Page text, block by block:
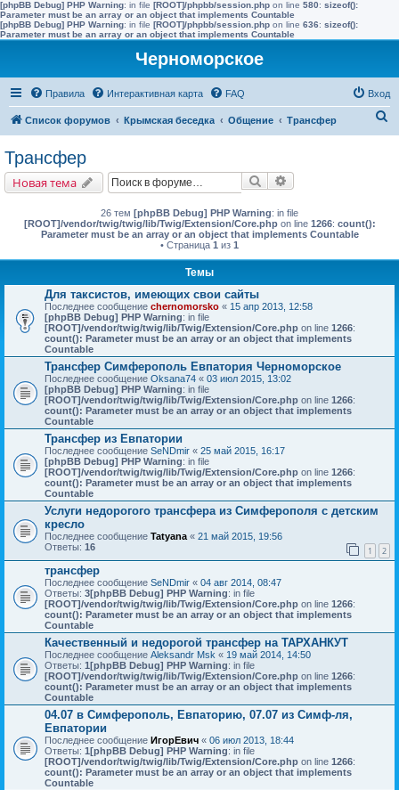
[phpBB Debug] PHP Warning: in file [ROOT]/phpbb/session.php on line 580: sizeof():
Parameter must be an array or an object that implements Countable
[phpBB Debug] PHP Warning: in file [ROOT]/phpbb/session.php on line 636: sizeof():
Parameter must be an array or an object that implements Countable
Черноморское
Правила Интерактивная карта FAQ Вход
Список форумов Крымская беседка Общение Трансфер
Трансфер
Новая тема Поиск
26 тем [phpBB Debug] PHP Warning: in file
[ROOT]/vendor/twig/twig/lib/Twig/Extension/Core.phpon line 1266: count():
Parameter must be an array or an object that implements Countable
• Страница 1 из 1
Темы
Для таксистов, имеющих свои сайты
Последнее сообщение chernomorsko « 15 апр 2013, 12:58
[phpBB Debug] PHP Warning: in file
[ROOT]/vendor/twig/twig/lib/Twig/Extension/Core.php on line 1266:
count(): Parameter must be an array or an object that implements
Countable
Трансфер Симферополь Евпатория Черноморское
Последнее сообщение Oksana74 « 03 июл 2015, 13:02
[phpBB Debug] PHP Warning: in file
[ROOT]/vendor/twig/twig/lib/Twig/Extension/Core.php on line 1266:
count(): Parameter must be an array or an object that implements
Countable
Трансфер из Евпатории
Последнее сообщение SeNDmir « 25 май 2015, 16:17
[phpBB Debug] PHP Warning: in file
[ROOT]/vendor/twig/twig/lib/Twig/Extension/Core.php on line 1266:
count(): Parameter must be an array or an object that implements
Countable
Услуги недорогого трансфера из Симферополя с детским
кресло
Последнее сообщение Tatyana « 21 май 2015, 19:56
Ответы: 16 1 2
трансфер
Последнее сообщение SeNDmir « 04 авг 2014, 08:47
Ответы: 3[phpBB Debug] PHP Warning: in file
[ROOT]/vendor/twig/twig/lib/Twig/Extension/Core.php on line 1266:
count(): Parameter must be an array or an object that implements
Countable
Качественный и недорогой трансфер на ТАРХАНКУТ
Последнее сообщение Aleksandr Msk « 19 май 2014, 14:50
Ответы: 1[phpBB Debug] PHP Warning: in file
[ROOT]/vendor/twig/twig/lib/Twig/Extension/Core.php on line 1266:
count(): Parameter must be an array or an object that implements
Countable
04.07 в Симферополь, Евпаторию, 07.07 из Симф-ля,
Евпатории
Последнее сообщение ИгорЕвич « 06 июл 2013, 18:44
Ответы: 1[phpBB Debug] PHP Warning: in file
[ROOT]/vendor/twig/twig/lib/Twig/Extension/Core.php on line 1266:
count(): Parameter must be an array or an object that implements
Countable